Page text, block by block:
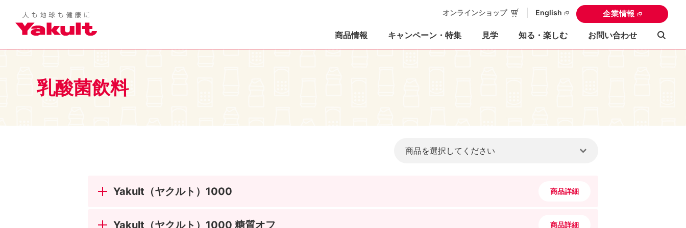
オンラインショップ English 企業情報
商品情報 キャンペーン・特集 見学 知る・楽しむ お問い合わせ
乳酸菌飲料
Yakult（ヤクルト）1000 商品詳細
Yakult（ヤクルト）1000 糖質オフ 商品詳細